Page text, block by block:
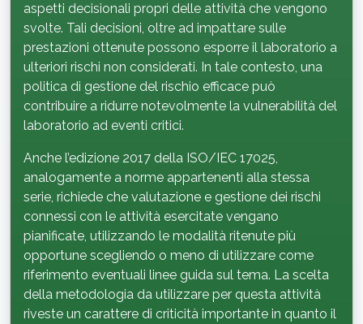
aspetti decisionali propri delle attività che vengono
svolte. Tali decisioni, oltre ad impattare sulle
prestazioni ottenute possono esporre il laboratorio a
ulteriori rischi non considerati. In tale contesto, una
politica di gestione del rischio efficace può
contribuire a ridurre notevolmente la vulnerabilità del
laboratorio ad eventi critici.
Anche l’edizione 2017 della ISO/IEC 17025,
analogamente a norme appartenenti alla stessa
serie, richiede che valutazione e gestione dei rischi
connessi con le attività esercitate vengano
pianificate, utilizzando le modalità ritenute più
opportune scegliendo o meno di utilizzare come
riferimento eventuali linee guida sul tema. La scelta
della metodologia da utilizzare per questa attività
riveste un carattere di criticità importante in quanto il